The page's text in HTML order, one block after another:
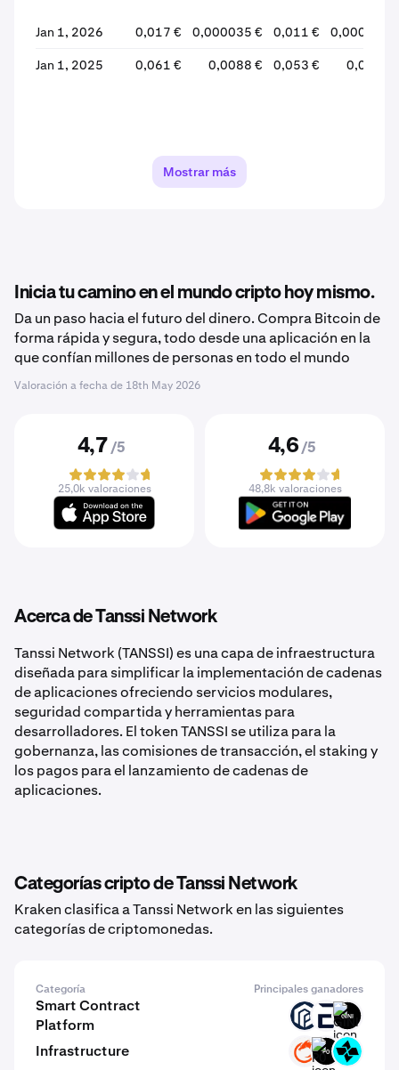
Jan 1, 2026 0,017 € 0,000035 € 0,011 € 0,000035
Jan 1, 2025 0,061 € 0,0088 € 0,053 € 0,0099
Mostrar más
Inicia tu camino en el mundo cripto hoy mismo.
Da un paso hacia el futuro del dinero. Compra Bitcoin de
forma rápida y segura, todo desde una aplicación en la
que confían millones de personas en todo el mundo
Valoración a fecha de 18th May 2026
4,7 /5
25,0k valoraciones
4,6 /5
48,8k valoraciones
Acerca de Tanssi Network
Tanssi Network (TANSSI) es una capa de infraestructura
diseñada para simplificar la implementación de cadenas
de aplicaciones ofreciendo servicios modulares,
seguridad compartida y herramientas para
desarrolladores. El token TANSSI se utiliza para la
gobernanza, las comisiones de transacción, el staking y
los pagos para el lanzamiento de cadenas de
aplicaciones.
Categorías cripto de Tanssi Network
Kraken clasifica a Tanssi Network en las siguientes
categorías de criptomonedas.
Categoría Principales ganadores
Smart Contract
Platform
PAW EVR GINI
Infrastructure ON P0 CTSI